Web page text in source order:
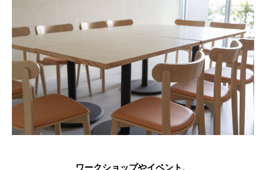
ワークショップやイベント、